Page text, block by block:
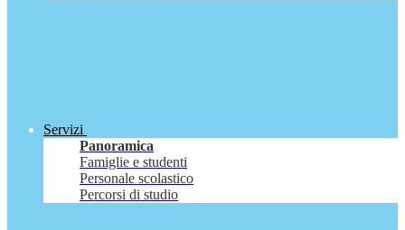
Servizi
Panoramica
Famiglie e studenti
Personale scolastico
Percorsi di studio